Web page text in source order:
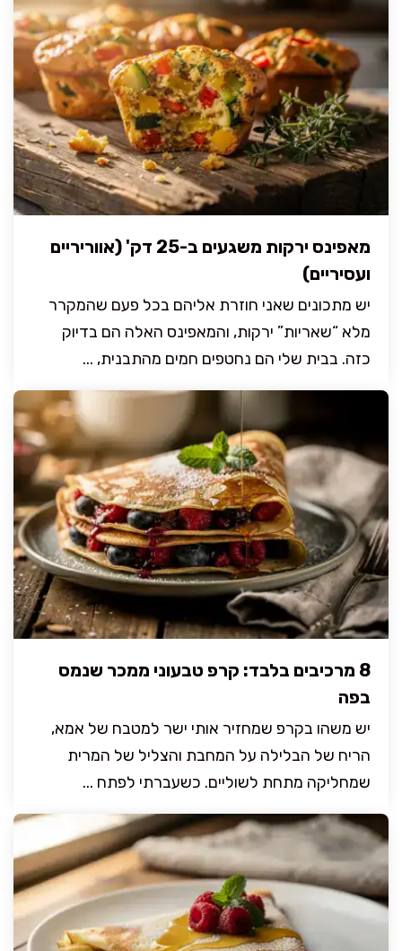
מאפינס ירקות משגעים ב-25 דק' (אווריריים
ועסיריים)
יש מתכונים שאני חוזרת אליהם בכל פעם שהמקרר
מלא “שאריות” ירקות, והמאפינס האלה הם בדיוק
כזה. בבית שלי הם נחטפים חמים מהתבנית, ...
8 מרכיבים בלבד: קרפ טבעוני ממכר שנמס
בפה
יש משהו בקרפ שמחזיר אותי ישר למטבח של אמא,
הריח של הבלילה על המחבת והצליל של המרית
שמחליקה מתחת לשוליים. כשעברתי לפתח ...